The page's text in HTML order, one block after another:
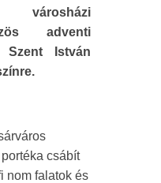
városházi
adventi
Szent István
csábít
nom falatok és